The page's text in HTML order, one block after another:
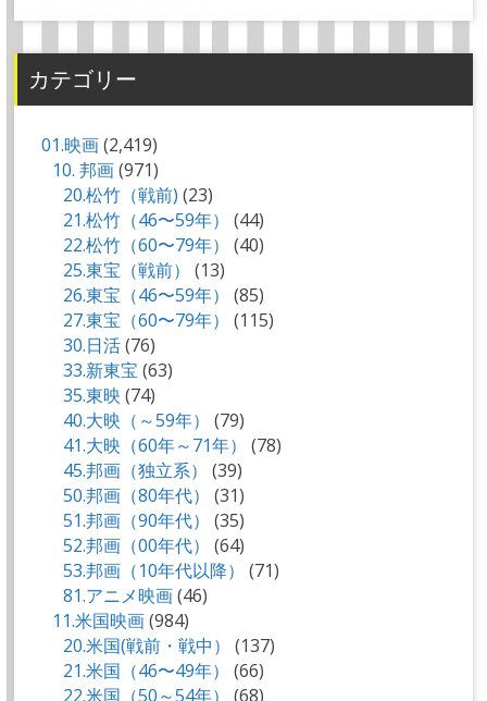
カテゴリー
01.映画(2,419)
10. 邦画(971)
20.松竹（戦前) (23)
21.松竹（46〜59年）
(44)
22.松竹（60〜79年）
(40)
25.東宝（戦前）
(13)
26.東宝（46〜59年）
(85)
27.東宝（60〜79年）
(115)
30.日活(76)
33.新東宝 (63)
35.東映 (74)
40.大映（～59年）
(79)
41.大映（60年～71年）
(78)
45.邦画（独立系）
(39)
50.邦画（80年代）
(31)
51.邦画（90年代）
(35)
52.邦画（00年代）
(64)
53.邦画（10年代以降）
(71)
81.アニメ映画(46)
11.米国映画(984)
20.米国(戦前・戦中）
(137)
21.米国（46〜49年）
(66)
22.米国（50～54年）
(68)